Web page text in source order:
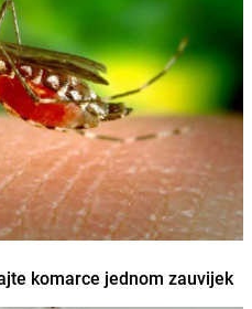
komarce jednom zauvijek